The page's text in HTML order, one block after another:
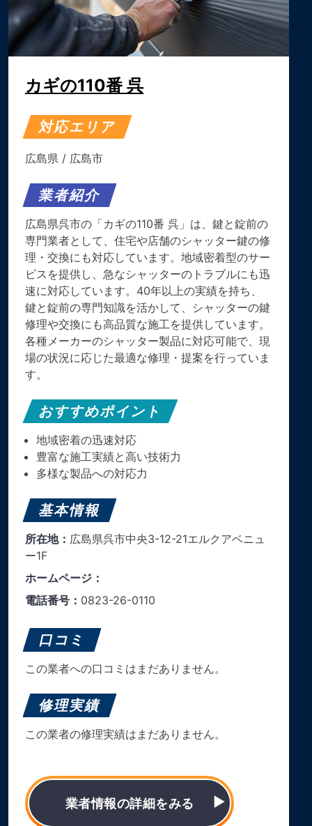
カギの110番 呉
対応エリア
広島県 / 広島市
業者紹介
広島県呉市の「カギの110番 呉」は、鍵と錠前の
専門業者として、住宅や店舗のシャッター鍵の修
理・交換にも対応しています。​地域密着型のサー
ビスを提供し、急なシャッターのトラブルにも迅
速に対応しています。​40年以上の実績を持ち、
鍵と錠前の専門知識を活かして、シャッターの鍵
修理や交換にも高品質な施工を提供しています。​
各種メーカーのシャッター製品に対応可能で、現
場の状況に応じた最適な修理・提案を行っていま
す。
おすすめポイント
地域密着の迅速対応
豊富な施工実績と高い技術力
多様な製品への対応力
基本情報
所在地： 広島県呉市中央3-12-21エルクアベニュ
ー1F
ホームページ：
電話番号： 0823-26-0110
口コミ
この業者への口コミはまだありません。
修理実績
この業者の修理実績はまだありません。
業者情報の詳細をみる